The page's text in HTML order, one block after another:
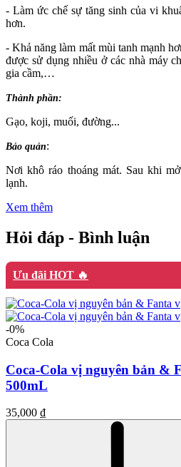
- Làm ức chế sự tăng sinh của vi
hơn.
- Khả năng làm mất mùi tanh mạnh
được sử dụng nhiều ở các nhà máy
gia cầm,…
Thành phần:
Gạo, koji, muối, đường...
Bảo quản:
Nơi khô ráo thoáng mát. Sau khi
lạnh.
Xem thêm
Hỏi đáp - Bình luận
Ưu đãi HOT 🔥
-0%
Coca Cola
Coca-Cola vị nguyên bản &
500mL
35,000 ₫